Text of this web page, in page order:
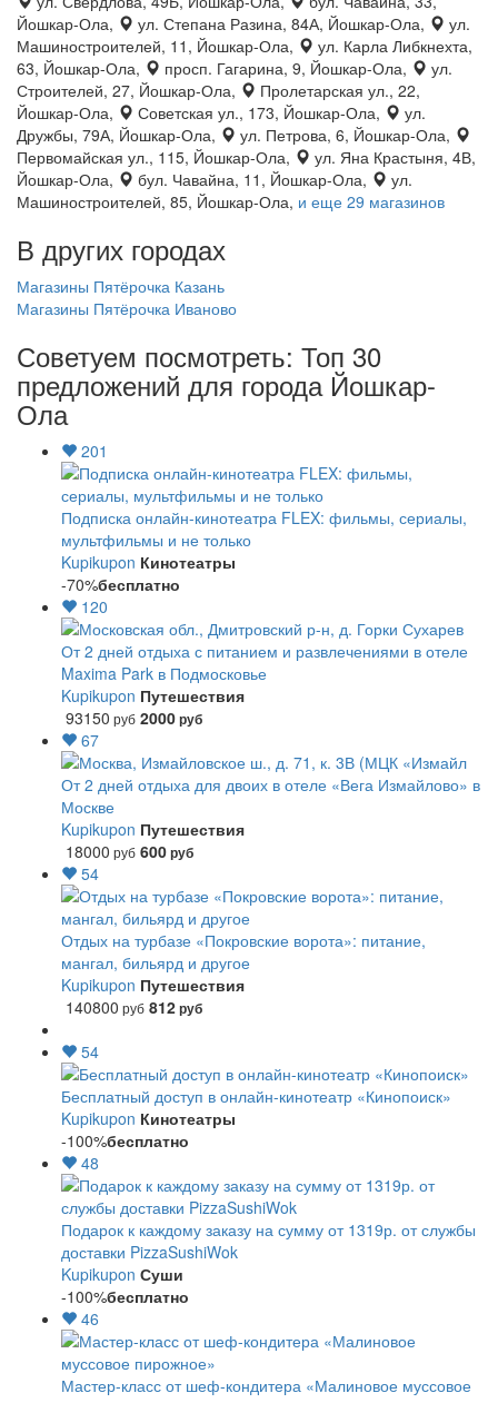
Йошкар-Ола,
ул. Степана Разина, 84А, Йошкар-Ола,
ул.
Машиностроителей, 11, Йошкар-Ола,
ул. Карла Либкнехта,
63, Йошкар-Ола,
просп. Гагарина, 9, Йошкар-Ола,
ул.
Строителей, 27, Йошкар-Ола,
Пролетарская ул., 22,
Йошкар-Ола,
Советская ул., 173, Йошкар-Ола,
ул.
Дружбы, 79А, Йошкар-Ола,
ул. Петрова, 6, Йошкар-Ола,
Первомайская ул., 115, Йошкар-Ола,
ул. Яна Крастыня, 4В,
Йошкар-Ола,
бул. Чавайна, 11, Йошкар-Ола,
ул.
Машиностроителей, 85, Йошкар-Ола, и еще 29 магазинов
В других городах
Магазины Пятёрочка Казань
Магазины Пятёрочка Иваново
Советуем посмотреть: Топ 30
предложений для города Йошкар-
Ола
201
Подписка онлайн-кинотеатра FLEX: фильмы, сериалы,
мультфильмы и не только
Kupikupon Кинотеатры
-70%бесплатно
120
От 2 дней отдыха с питанием и развлечениями в отеле
Maxima Park в Подмосковье
Kupikupon Путешествия
93150 руб 2000руб
67
От 2 дней отдыха для двоих в отеле «Вега Измайлово» в
Москве
Kupikupon Путешествия
18000 руб 600руб
54
Отдых на турбазе «Покровские ворота»: питание,
мангал, бильярд и другое
Kupikupon Путешествия
140800 руб 812руб
54
Бесплатный доступ в онлайн-кинотеатр «Кинопоиск»
Kupikupon Кинотеатры
-100%бесплатно
48
Подарок к каждому заказу на сумму от 1319р. от службы
доставки PizzaSushiWok
Kupikupon Суши
-100%бесплатно
46
Мастер-класс от шеф-кондитера «Малиновое муссовое